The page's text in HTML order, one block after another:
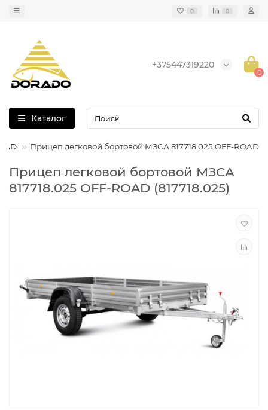
0 0
+375447319220
0
Каталог
Прицеп легковой бортовой МЗСА 817718.025 OFF-ROAD
Прицеп легковой бортовой МЗСА
817718.025 OFF-ROAD (817718.025)